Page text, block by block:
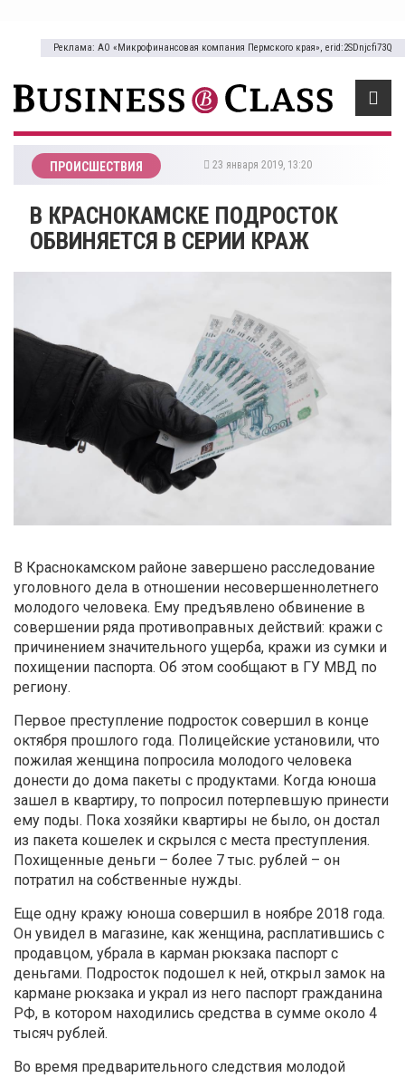
Реклама: АО «Микрофинансовая компания Пермского края», erid:2SDnjcfi73Q
ПРОИСШЕСТВИЯ 23 января 2019, 13:20
​В КРАСНОКАМСКЕ ПОДРОСТОК
ОБВИНЯЕТСЯ В СЕРИИ КРАЖ
В Краснокамском районе завершено расследование
уголовного дела в отношении несовершеннолетнего
молодого человека. Ему предъявлено обвинение в
совершении ряда противоправных действий: кражи с
причинением значительного ущерба, кражи из сумки и
похищении паспорта. Об этом сообщают в ГУ МВД по
региону.
Первое преступление подросток совершил в конце
октября прошлого года. Полицейские установили, что
пожилая женщина попросила молодого человека
донести до дома пакеты с продуктами. Когда юноша
зашел в квартиру, то попросил потерпевшую принести
ему поды. Пока хозяйки квартиры не было, он достал
из пакета кошелек и скрылся с места преступления.
Похищенные деньги – более 7 тыс. рублей – он
потратил на собственные нужды.
Еще одну кражу юноша совершил в ноябре 2018 года.
Он увидел в магазине, как женщина, расплатившись с
продавцом, убрала в карман рюкзака паспорт с
деньгами. Подросток подошел к ней, открыл замок на
кармане рюкзака и украл из него паспорт гражданина
РФ, в котором находились средства в сумме около 4
тысяч рублей.
Во время предварительного следствия молодой